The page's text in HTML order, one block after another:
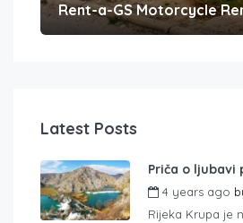
Rent-a-GS Motorcycle
Latest Posts
Priča o ljubavi
4 years ago
Rijeka Krupa je